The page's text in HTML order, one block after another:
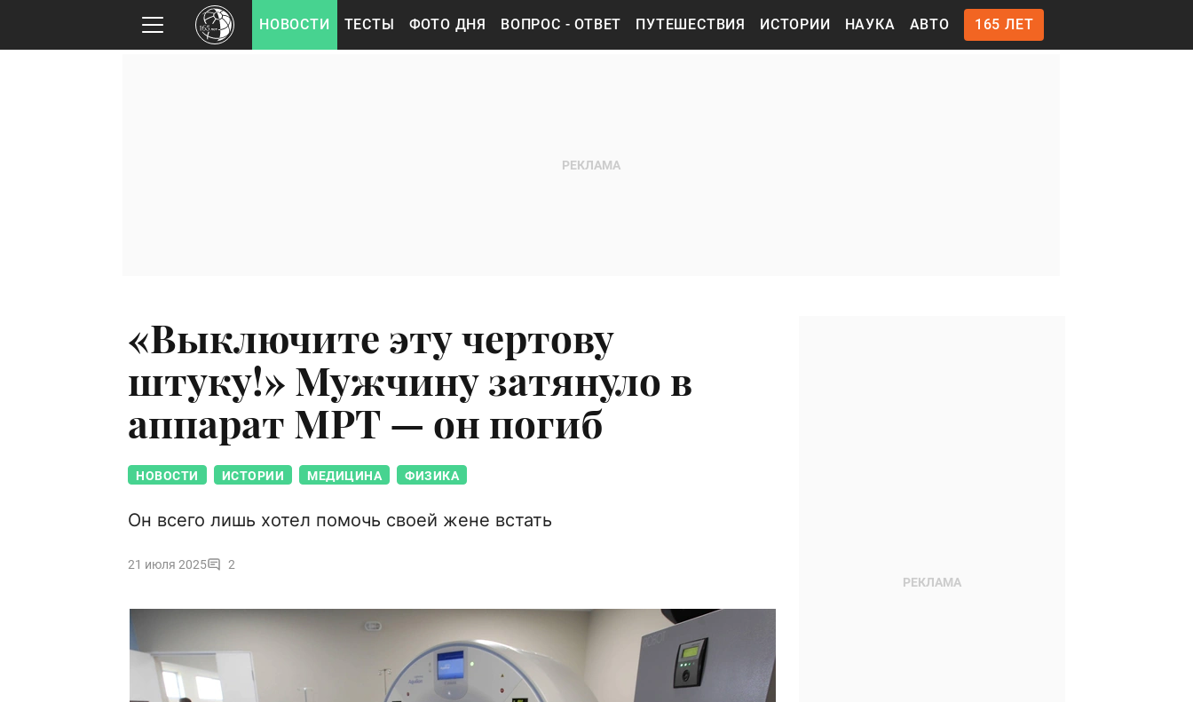
НОВОСТИ ТЕСТЫ ФОТО ДНЯ ВОПРОС - ОТВЕТ ПУТЕШЕСТВИЯ ИСТОРИИ НАУКА АВТО 165 ЛЕТ
«Выключите эту чертову
штуку!» Мужчину затянуло в
аппарат МРТ — он погиб
НОВОСТИ ИСТОРИИ МЕДИЦИНА ФИЗИКА
Он всего лишь хотел помочь своей жене встать
21 июля 2025 2